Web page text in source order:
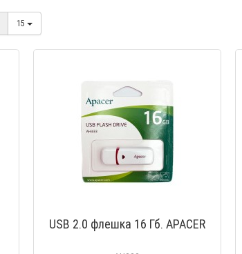
15
USB 2.0 флешка 16 Гб. APACER